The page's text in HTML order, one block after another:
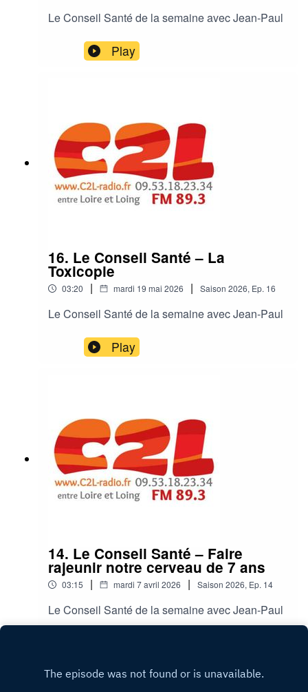
Le Conseil Santé de la semaine avec Jean-Paul
Play
16. Le Conseil Santé – La
Toxicopie
03:20 | mardi 19 mai 2026 | Saison 2026, Ep. 16
Le Conseil Santé de la semaine avec Jean-Paul
Play
14. Le Conseil Santé – Faire
rajeunir notre cerveau de 7 ans
03:15 | mardi 7 avril 2026 | Saison 2026, Ep. 14
Le Conseil Santé de la semaine avec Jean-Paul